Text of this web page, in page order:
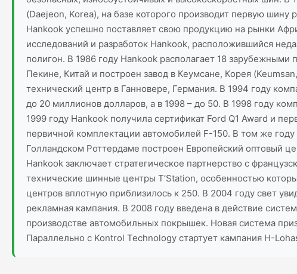
(Daejeon, Korea), на базе которого производит первую
Hankook успешно поставляет свою продукцию на рынки
исследований и разработок Hankook, расположившийся
полигон. В 1986 году Hankook располагает 18
Пекине, Китай и построен завод в Кеумсане, Корея
технический центр в Ганновере, Германия. В 1994 году
до 20 миллионов долларов, а в 1998 – до 50. В 1998 году
1999 году Hankook получила сертификат Ford Q1 Award и
первичной комплектации автомобилей F-150. В том же
Голландском Роттердаме построен Европейский оптовый
Hankook заключает стратегическое партнерство с
технические шинные центры T’Station, особенностью
центров вплотную приблизилось к 250. В 2004 году свет
рекламная кампания. В 2008 году введена в действие
производстве автомобильных покрышек. Новая система
Параллельно с Kontrol Technology стартует кампания H-